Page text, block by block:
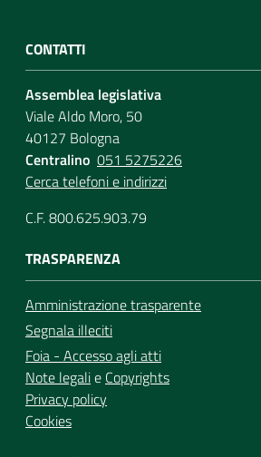
CONTATTI
Assemblea legislativa
Viale Aldo Moro, 50
40127 Bologna
Centralino 051 5275226
Cerca telefoni e indirizzi
C.F. 800.625.903.79
TRASPARENZA
Amministrazione trasparente
Segnala illeciti
Foia - Accesso agli atti
Note legalie Copyrights
Privacy policy
Cookies